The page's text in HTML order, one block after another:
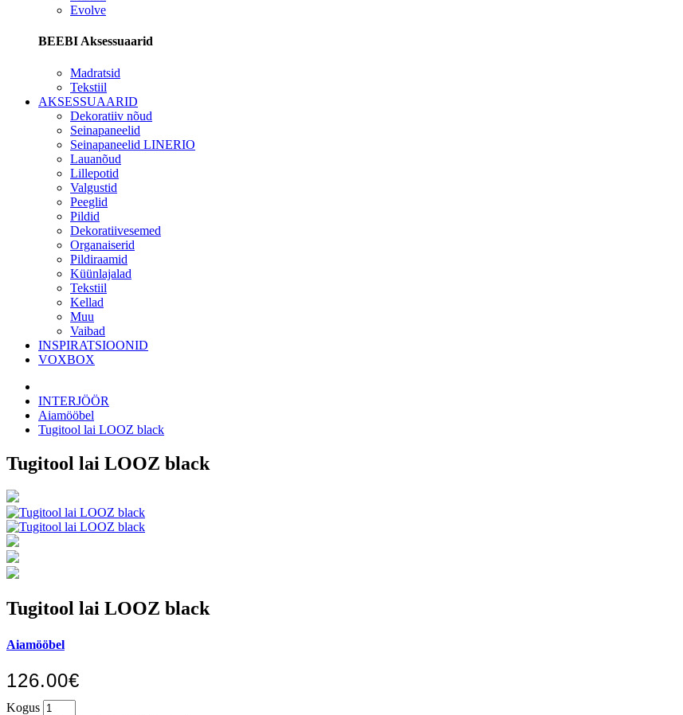
Evolve
BEEBI Aksessuaarid
Madratsid
Tekstiil
AKSESSUAARID
Dekoratiiv nõud
Seinapaneelid
Seinapaneelid LINERIO
Lauanõud
Lillepotid
Valgustid
Peeglid
Pildid
Dekoratiivesemed
Organaiserid
Pildiraamid
Küünlajalad
Tekstiil
Kellad
Muu
Vaibad
INSPIRATSIOONID
VOXBOX
INTERJÖÖR
Aiamööbel
Tugitool lai LOOZ black
Tugitool lai LOOZ black
Tugitool lai LOOZ black
Aiamööbel
126.00€
Kogus